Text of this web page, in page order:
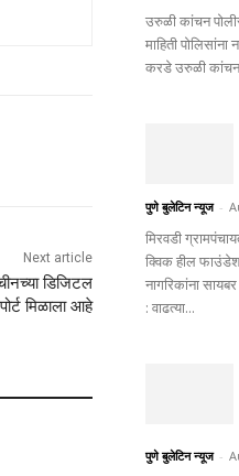
Next article
डिजिटल
मिळाला आहे
उरुळी कांचन
माहिती
करडे उरुळी कांचन
पुणे बुलेटिन न्यूज -
मिरवडी
क्विक हील
नागरिकांना
: वाढत्या...
पुणे बुलेटिन न्यूज -